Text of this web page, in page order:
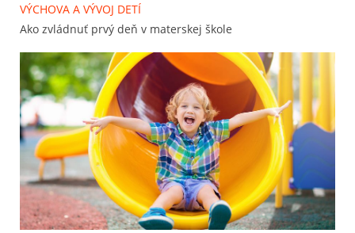
VÝCHOVA A VÝVOJ DETÍ
Ako zvládnuť prvý deň v materskej škole